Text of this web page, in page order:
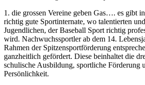
1. die grossen Vereine geben Gas…. es gibt
richtig gute Sportinternate, wo talentierten
Jugendlichen, der Baseball Sport richtig
wird. Nachwuchssportler ab dem 14.
Rahmen der Spitzensportförderung
ganzheitlich gefördert. Diese beinhaltet die
schulische Ausbildung, sportliche Förderung
Persönlichkeit.